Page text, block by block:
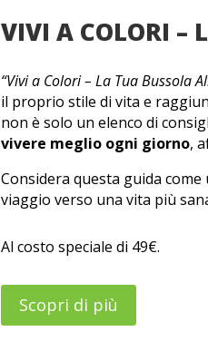
VIVI A COLORI –
“Vivi a Colori – La Tua Bussola
il proprio stile di vita e
non è solo un elenco di
vivere meglio ogni giorno,
Considera questa guida
viaggio verso una vita più
Al costo speciale di 49€.
Scopri di più